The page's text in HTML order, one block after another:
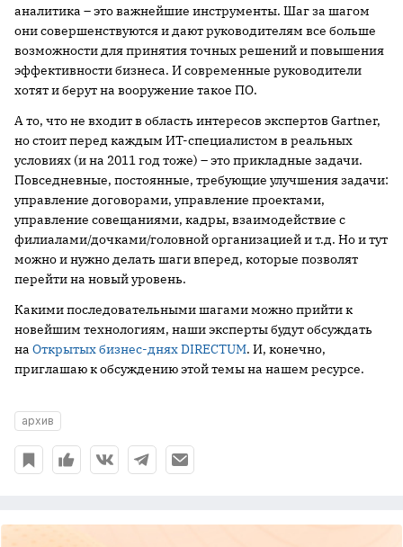
аналитика – это важнейшие инструменты. Шаг за шагом
они совершенствуются и дают руководителям все больше
возможности для принятия точных решений и повышения
эффективности бизнеса. И современные руководители
хотят и берут на вооружение такое ПО.
А то, что не входит в область интересов экспертов Gartner,
но стоит перед каждым ИТ-специалистом в реальных
условиях (и на 2011 год тоже) – это прикладные задачи.
Повседневные, постоянные, требующие улучшения задачи:
управление договорами, управление проектами,
управление совещаниями, кадры, взаимодействие с
филиалами/дочками/головной организацией и т.д. Но и тут
можно и нужно делать шаги вперед, которые позволят
перейти на новый уровень.
Какими последовательными шагами можно прийти к
новейшим технологиям, наши эксперты будут обсуждать
на Открытых бизнес-днях DIRECTUM. И, конечно,
приглашаю к обсуждению этой темы на нашем ресурсе.
архив